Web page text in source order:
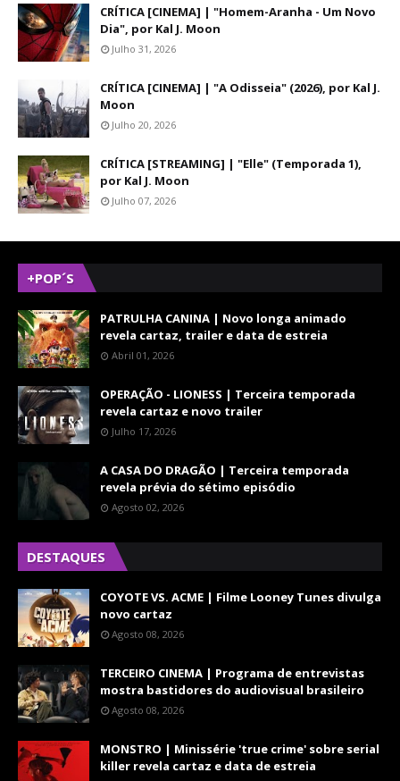
CRÍTICA [CINEMA] | "Homem-Aranha - Um Novo
Dia", por Kal J. Moon
Julho 31, 2026
CRÍTICA [CINEMA] | "A Odisseia" (2026), por Kal J.
Moon
Julho 20, 2026
CRÍTICA [STREAMING] | "Elle" (Temporada 1),
por Kal J. Moon
Julho 07, 2026
+POP´S
PATRULHA CANINA | Novo longa animado
revela cartaz, trailer e data de estreia
Abril 01, 2026
OPERAÇÃO - LIONESS | Terceira temporada
revela cartaz e novo trailer
Julho 17, 2026
A CASA DO DRAGÃO | Terceira temporada
revela prévia do sétimo episódio
Agosto 02, 2026
DESTAQUES
COYOTE VS. ACME | Filme Looney Tunes divulga
novo cartaz
Agosto 08, 2026
TERCEIRO CINEMA | Programa de entrevistas
mostra bastidores do audiovisual brasileiro
Agosto 08, 2026
MONSTRO | Minissérie 'true crime' sobre serial
killer revela cartaz e data de estreia